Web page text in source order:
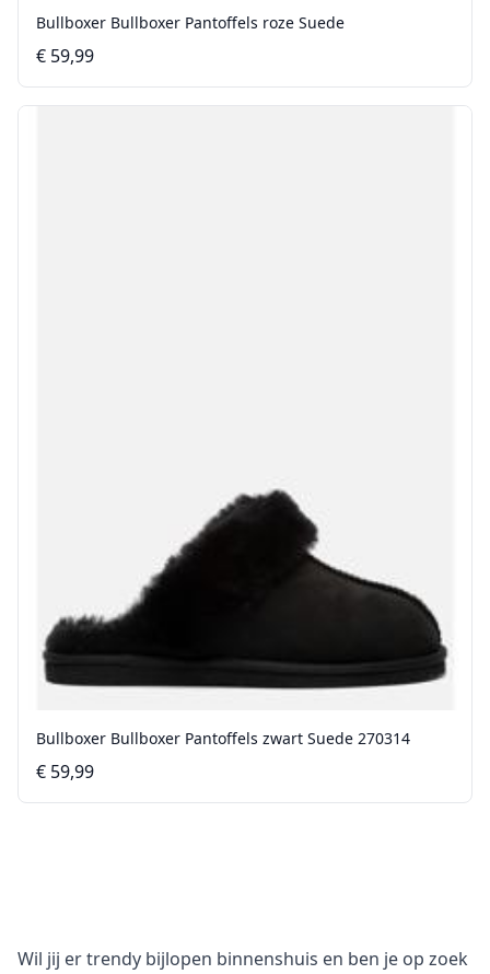
Bullboxer Bullboxer Pantoffels roze Suede
€ 59,99
Bullboxer Bullboxer Pantoffels zwart Suede 270314
€ 59,99
Wil jij er trendy bijlopen binnenshuis en ben je op zoek